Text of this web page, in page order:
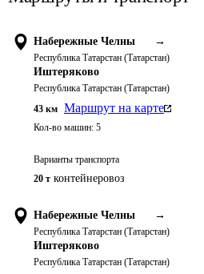
Набережные Челны →
Республика Татарстан (Татарстан)
Иштеряково
Республика Татарстан (Татарстан)
43 км Маршрут на карте
Кол-во машин: 5
Варианты транспорта
20 т контейнеровоз
Набережные Челны →
Республика Татарстан (Татарстан)
Иштеряково
Республика Татарстан (Татарстан)